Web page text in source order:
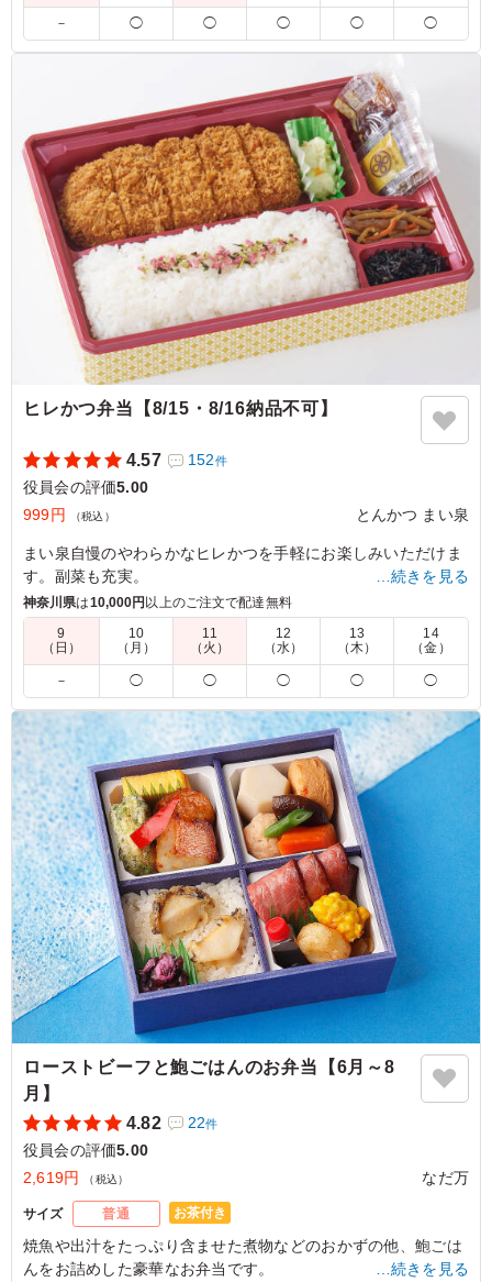
衛門)に変更となります。
切替え期間中は在庫状況により350mlペットボトル茶(サントリ
ー伊右衛門)をお届けする場合がございます。
岩倉高等学校
くるめし弁当は、見た目の彩りから味のバランス、ボリュ
ームに至るまで、どれをとっても素晴らしいクオリティで
す。冷めても美味しくいただける工夫がされていて、ご飯
はふっくら、おかずも一品一品が丁寧に作られているのが
伝わってきます。特に肉料理はジューシーで食べ応えがあ
り、野菜も新鮮で彩り豊か。種類も豊富なので、何度注文
しても飽きることがありません。コスパも良く、大切な会
議やイベントにも安心して利用できます。
ご利用シーン：会議・セミナー›役員会
東京都台東区上野2025/05/31
－ ◯ ◯ ◯ ◯ ◯
ヒレかつ弁当【8/15・8/16納品不可】
4.57 152件
役員会の評価5.00
999円
（税込） とんかつ まい泉
まい泉自慢のやわらかなヒレかつを手軽にお楽しみいただけま
す。副菜も充実。
※350mlペットボトル茶(サントリー伊右衛門)がメーカー都合
により終売となります。280mlペットボトル茶(サントリー伊右
衛門)に変更となります。
切替え期間中は在庫状況により350mlペットボトル茶(サントリ
ー伊右衛門)をお届けする場合がございます。
5.0 株式会社ビューティシェアリングテクノロジーズ
お肉がとても柔らかく、脂っこくないので非常に食べやす
かったです。冷めても質が落ちず、副菜とのバランスも取
れていて最後まで美味しくいただけました。上品な仕上が
りで、どなたに出しても喜ばれるお弁当だと思います。
ご利用シーン：会議・セミナー›役員会
神奈川県横浜市港北区新横浜2026/01/16
…続きを見る
神奈川県は10,000円 以上のご注文で配達無料
9
（日）
10
（月）
11
（火）
12
（水）
13
（木）
14
（金）
－ ◯ ◯ ◯ ◯ ◯
ローストビーフと鮑ごはんのお弁当【6月～8
月】
4.82
22件
役員会の評価5.00
2,619円
（税込） なだ万
サイズ 普通 お茶付き
焼魚や出汁をたっぷり含ませた煮物などのおかずの他、鮑ごは
んをお詰めした豪華なお弁当です。
…続きを見る